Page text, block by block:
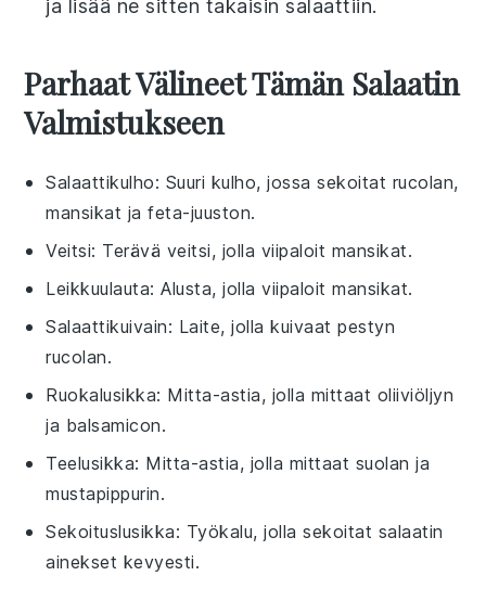
ja lisää ne sitten takaisin salaattiin.
Parhaat Välineet Tämän Salaatin
Valmistukseen
Salaattikulho: Suuri kulho, jossa sekoitat rucolan,
mansikat ja feta-juuston.
Veitsi: Terävä veitsi, jolla viipaloit mansikat.
Leikkuulauta: Alusta, jolla viipaloit mansikat.
Salaattikuivain: Laite, jolla kuivaat pestyn
rucolan.
Ruokalusikka: Mitta-astia, jolla mittaat oliiviöljyn
ja balsamicon.
Teelusikka: Mitta-astia, jolla mittaat suolan ja
mustapippurin.
Sekoituslusikka: Työkalu, jolla sekoitat salaatin
ainekset kevyesti.